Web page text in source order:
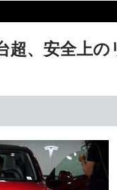
超、安全上の